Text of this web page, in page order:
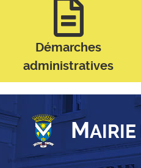
Démarches
administratives
M